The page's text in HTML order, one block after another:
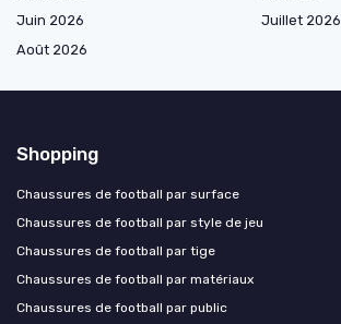
Juin 2026
Juillet 2026
Août 2026
Shopping
Chaussures de football par surface
Chaussures de football par style de jeu
Chaussures de football par tige
Chaussures de football par matériaux
Chaussures de football par public